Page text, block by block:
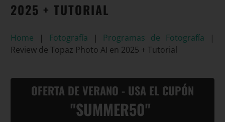
2025 + TUTORIAL
Home | Fotografía | Programas de Fotografía |
Review de Topaz Photo AI en 2025 + Tutorial
OFERTA DE VERANO - USA EL CUPÓN
"SUMMER50"